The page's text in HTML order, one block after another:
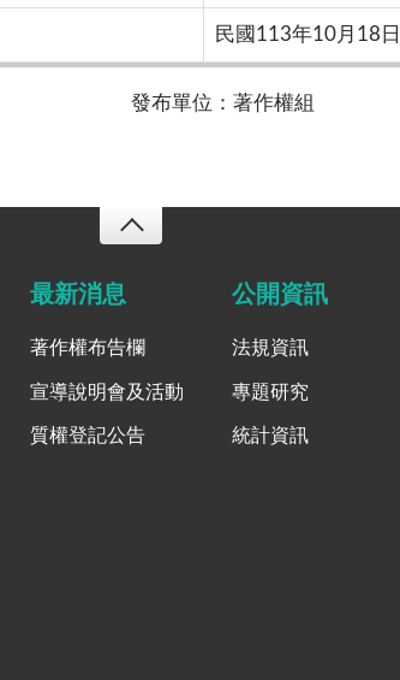
民國113年10月18日
發布單位：著作權組
最新消息
著作權布告欄
宣導說明會及活動
質權登記公告
公開資訊
法規資訊
專題研究
統計資訊